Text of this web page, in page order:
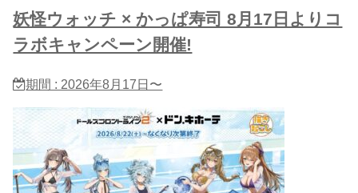
妖怪ウォッチ × かっぱ寿司 8月17日よりコ
ラボキャンペーン開催!
期間 : 2026年8月17日〜